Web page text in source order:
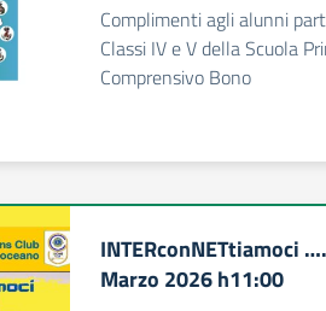
Complimenti agli alunni
Classi IV e V della Scuola
Comprensivo Bono
INTERconNETtiamoci
Marzo 2026 h11:00